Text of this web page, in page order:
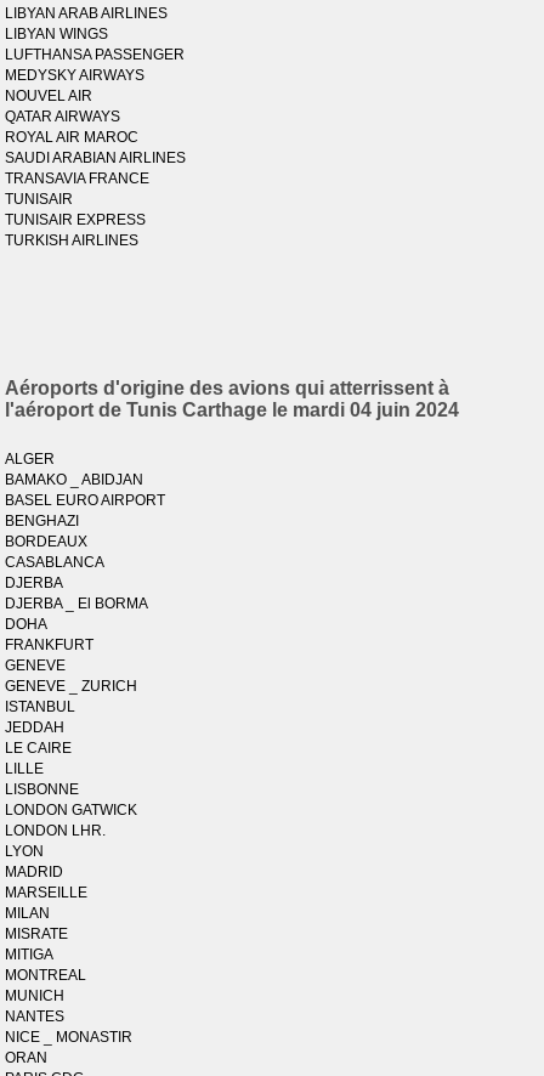
LIBYAN ARAB AIRLINES
LIBYAN WINGS
LUFTHANSA PASSENGER
MEDYSKY AIRWAYS
NOUVEL AIR
QATAR AIRWAYS
ROYAL AIR MAROC
SAUDI ARABIAN AIRLINES
TRANSAVIA FRANCE
TUNISAIR
TUNISAIR EXPRESS
TURKISH AIRLINES
Aéroports d'origine des avions qui atterrissent à
l'aéroport de Tunis Carthage le mardi 04 juin 2024
ALGER
BAMAKO _ ABIDJAN
BASEL EURO AIRPORT
BENGHAZI
BORDEAUX
CASABLANCA
DJERBA
DJERBA _ El BORMA
DOHA
FRANKFURT
GENEVE
GENEVE _ ZURICH
ISTANBUL
JEDDAH
LE CAIRE
LILLE
LISBONNE
LONDON GATWICK
LONDON LHR.
LYON
MADRID
MARSEILLE
MILAN
MISRATE
MITIGA
MONTREAL
MUNICH
NANTES
NICE _ MONASTIR
ORAN